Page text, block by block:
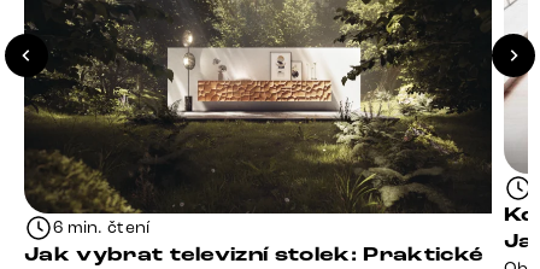
6 min. čtení
Jak vybrat televizní stolek: Praktické